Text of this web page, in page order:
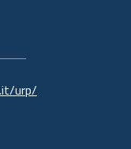
urp/